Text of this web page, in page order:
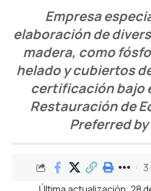
Empresa
elaboración de
madera, como
helado y cubiertos
certificación bajo
Restauración de
Preferred
3